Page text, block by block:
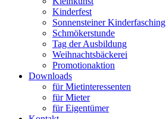
Kinderfest
Sonnensteiner Kinderfasching
Schmökerstunde
Tag der Ausbildung
Weihnachtsbäckerei
Promotionaktion
Downloads
für Mietinteressenten
für Mieter
für Eigentümer